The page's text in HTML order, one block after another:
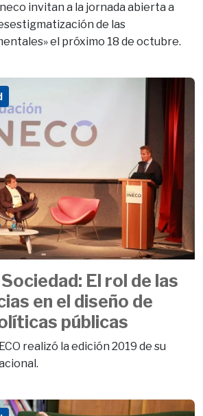
invitan a la jornada abierta a
de las
el próximo 18 de octubre.
El rol de las
en el diseño de
públicas
realizó la edición 2019 de su